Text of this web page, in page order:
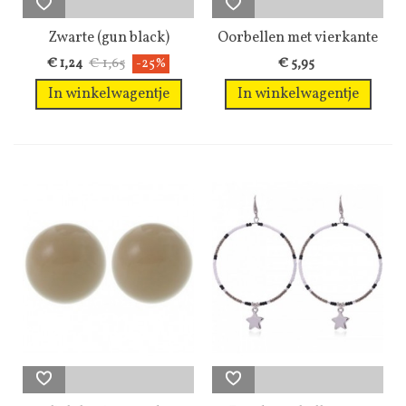
Zwarte (gun black)
doodshoofd...
€ 1,24 € 1,65 -25%
In winkelwagentje
Oorbellen met vierkante
facet...
€ 5,95
In winkelwagentje